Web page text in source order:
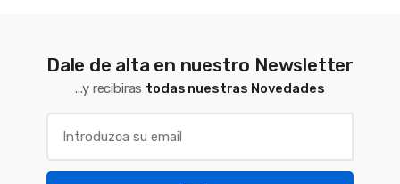
Dale de alta en nuestro Newsletter
...y recibiras todas nuestras Novedades